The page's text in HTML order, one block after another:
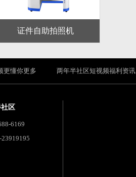
证件自助拍照机
更懂你更多 两年半社区短视频福利资讯
区
6169
23919195